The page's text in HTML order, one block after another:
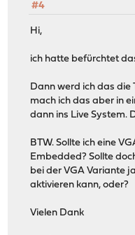
#4
Hi,
ich hatte befürchtet
Dann werd ich das die
mach ich das aber in
dann ins Live System.
BTW. Sollte ich eine
Embedded? Sollte
bei der VGA Variante
aktivieren kann, oder?
Vielen Dank